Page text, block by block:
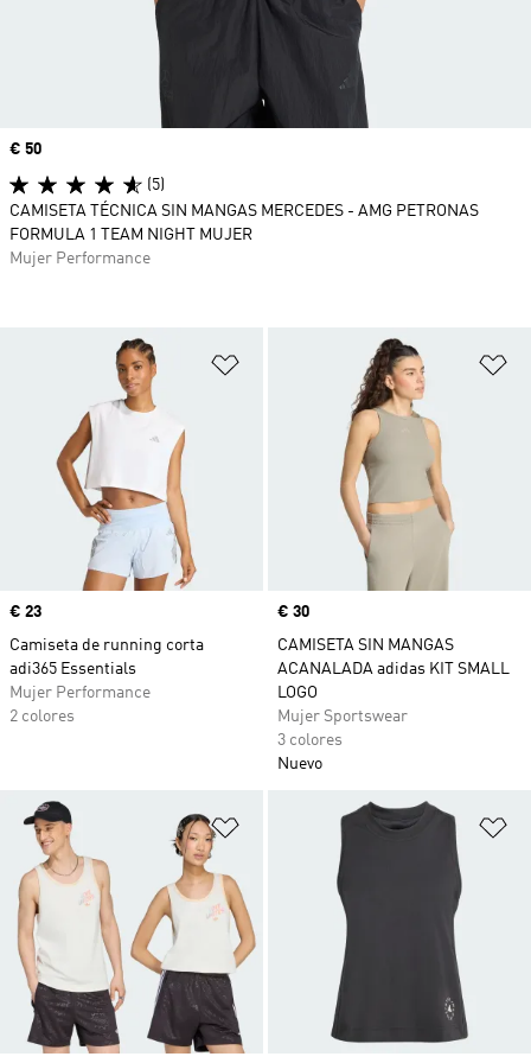
Añadir a la lista de deseos
Precio
€ 23
Camiseta de running corta
adi365 Essentials
Mujer Performance
2 colores
Precio
€ 30
CAMISETA SIN MANGAS
ACANALADA adidas KIT SMALL
LOGO
Mujer Sportswear
3 colores
Nuevo
Añadir a la lista de deseos
Precio
€ 50
(5)
CAMISETA TÉCNICA SIN MANGAS MERCEDES - AMG PETRONAS
FORMULA 1 TEAM NIGHT MUJER
Mujer Performance